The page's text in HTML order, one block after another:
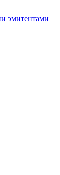
эмитентами